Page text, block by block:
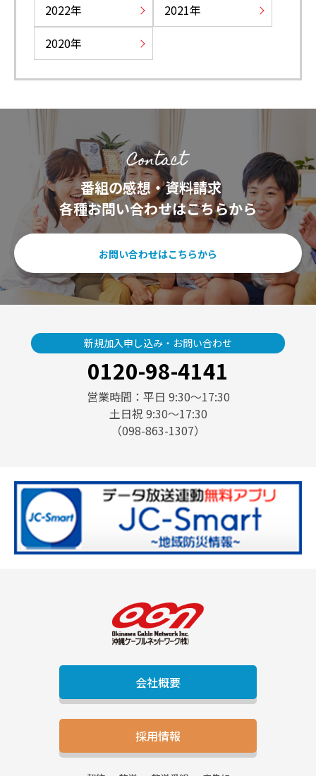
2022
2021
2020
番組の感想・資料請求
各種お問い合わせはこちらから
お問い合わせはこちらから
新規加入申し込み・お問い合わせ
0120-98-4141
営業時間：平日 9:30〜17:30
土日祝 9:30〜17:30
（098-863-1307）
会社概要
採用情報